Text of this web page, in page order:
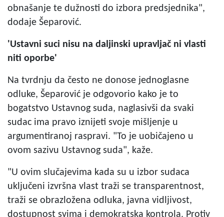
obnašanje te dužnosti do izbora predsjednika",
dodaje Šeparović.
'Ustavni suci nisu na daljinski upravljač ni vlasti
niti oporbe'
Na tvrdnju da često ne donose jednoglasne
odluke, Šeparović je odgovorio kako je to
bogatstvo Ustavnog suda, naglasivši da svaki
sudac ima pravo iznijeti svoje mišljenje u
argumentiranoj raspravi. "To je uobičajeno u
ovom sazivu Ustavnog suda", kaže.
"U ovim slučajevima kada su u izbor sudaca
uključeni izvršna vlast traži se transparentnost,
traži se obrazložena odluka, javna vidljivost,
dostupnost svima i demokratska kontrola. Protiv